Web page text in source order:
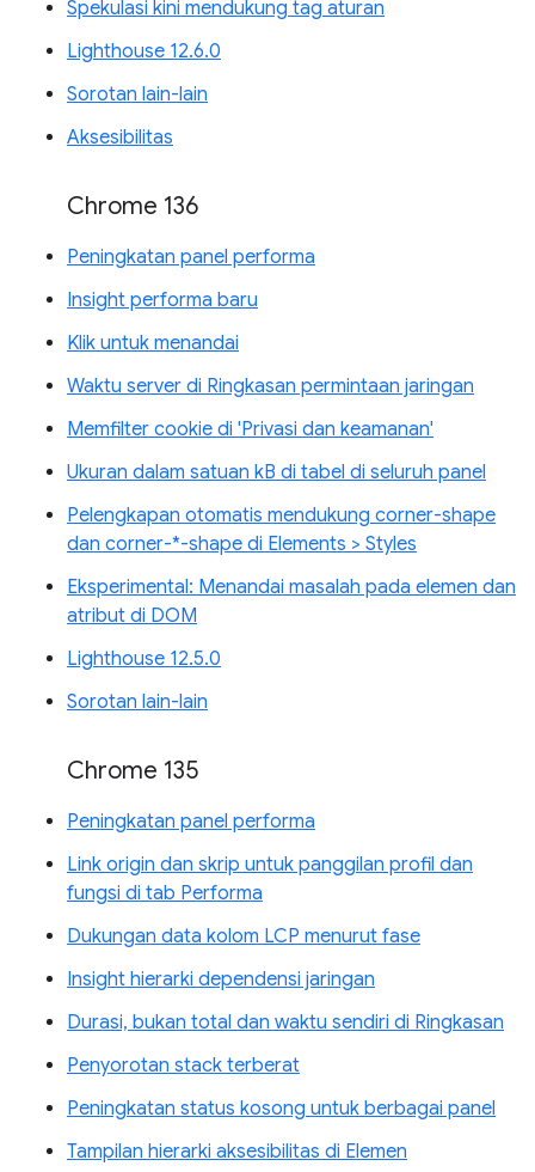
Spekulasi kini mendukung tag aturan
Lighthouse 12.6.0
Sorotan lain-lain
Aksesibilitas
Chrome 136
Peningkatan panel performa
Insight performa baru
Klik untuk menandai
Waktu server di Ringkasan permintaan jaringan
Memfilter cookie di 'Privasi dan keamanan'
Ukuran dalam satuan kB di tabel di seluruh panel
Pelengkapan otomatis mendukung corner-shape
dan corner-*-shape di Elements > Styles
Eksperimental: Menandai masalah pada elemen dan
atribut di DOM
Lighthouse 12.5.0
Sorotan lain-lain
Chrome 135
Peningkatan panel performa
Link origin dan skrip untuk panggilan profil dan
fungsi di tab Performa
Dukungan data kolom LCP menurut fase
Insight hierarki dependensi jaringan
Durasi, bukan total dan waktu sendiri di Ringkasan
Penyorotan stack terberat
Peningkatan status kosong untuk berbagai panel
Tampilan hierarki aksesibilitas di Elemen